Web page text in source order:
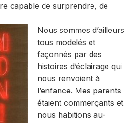
capable de surprendre, de
Nous sommes d’ailleurs
tous modelés et
façonnés par des
histoires d’éclairage qui
nous renvoient à
l’enfance. Mes parents
étaient commerçants et
nous habitions au-